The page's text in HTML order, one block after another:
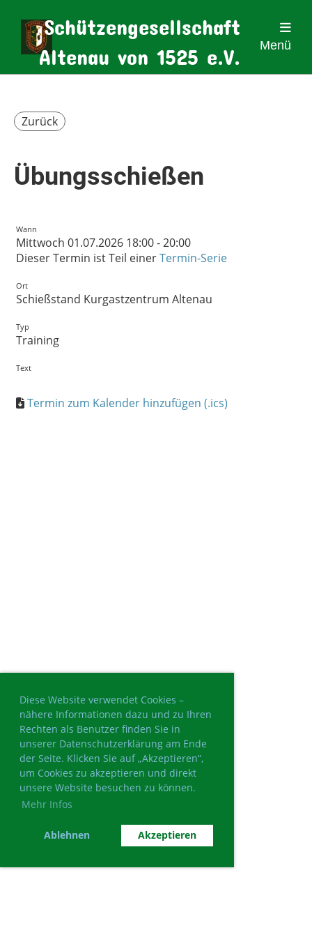
Diese Website verwendet Cookies –
nähere Informationen dazu und zu Ihren
Rechten als Benutzer finden Sie in
unserer Datenschutzerklärung am Ende
der Seite. Klicken Sie auf „Akzeptieren“,
um Cookies zu akzeptieren und direkt
unsere Website besuchen zu können.
Mehr Infos
Ablehnen Akzeptieren
Schützengesellschaft
Altenau von 1525 e.V.
Menü
Zurück
Übungsschießen
Wann
Mittwoch 01.07.2026 18:00 - 20:00
Dieser Termin ist Teil einerTermin-Serie
Ort
Schießstand Kurgastzentrum Altenau
Typ
Training
Text
Termin zum Kalender hinzufügen (.ics)